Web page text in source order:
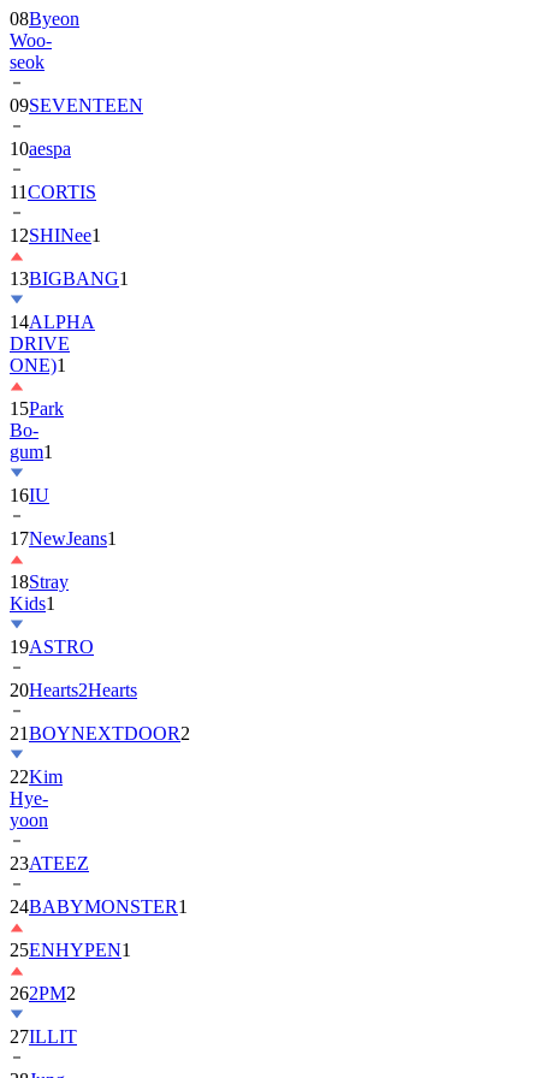
08Byeon
Woo-
seok
09SEVENTEEN
10aespa
11CORTIS
12SHINee1
13BIGBANG1
14ALPHA
DRIVE
ONE)1
15Park
Bo-
gum1
16IU
17NewJeans1
18Stray
Kids1
19ASTRO
20Hearts2Hearts
21BOYNEXTDOOR2
22Kim
Hye-
yoon
23ATEEZ
24BABYMONSTER1
25ENHYPEN1
262PM2
27ILLIT